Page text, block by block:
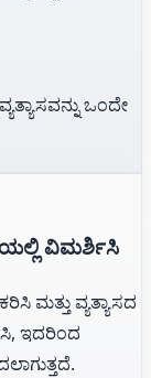
ಒಂದೇ
ವಿಮರ್ಶಿಸಿ
ಮತ್ತು ವ್ಯತ್ಯಾಸದ
ಇದರಿಂದ